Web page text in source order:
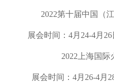
2022第十届中国（
展会时间： 4月 24-4月 26
2022 上海国
展会时间： 4月 26-4月